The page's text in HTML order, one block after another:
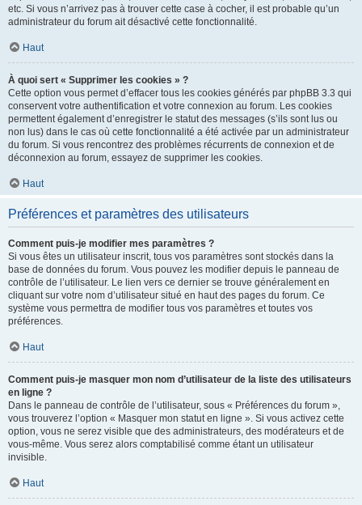
etc. Si vous n’arrivez pas à trouver cette case à cocher, il est probable qu’un
administrateur du forum ait désactivé cette fonctionnalité.
Haut
À quoi sert « Supprimer les cookies » ?
Cette option vous permet d’effacer tous les cookies générés par phpBB 3.3 qui
conservent votre authentification et votre connexion au forum. Les cookies
permettent également d’enregistrer le statut des messages (s’ils sont lus ou
non lus) dans le cas où cette fonctionnalité a été activée par un administrateur
du forum. Si vous rencontrez des problèmes récurrents de connexion et de
déconnexion au forum, essayez de supprimer les cookies.
Haut
Préférences et paramètres des utilisateurs
Comment puis-je modifier mes paramètres ?
Si vous êtes un utilisateur inscrit, tous vos paramètres sont stockés dans la
base de données du forum. Vous pouvez les modifier depuis le panneau de
contrôle de l’utilisateur. Le lien vers ce dernier se trouve généralement en
cliquant sur votre nom d’utilisateur situé en haut des pages du forum. Ce
système vous permettra de modifier tous vos paramètres et toutes vos
préférences.
Haut
Comment puis-je masquer mon nom d’utilisateur de la liste des utilisateurs
en ligne ?
Dans le panneau de contrôle de l’utilisateur, sous « Préférences du forum »,
vous trouverez l’option « Masquer mon statut en ligne ». Si vous activez cette
option, vous ne serez visible que des administrateurs, des modérateurs et de
vous-même. Vous serez alors comptabilisé comme étant un utilisateur
invisible.
Haut